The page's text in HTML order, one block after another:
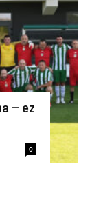
– ez
0